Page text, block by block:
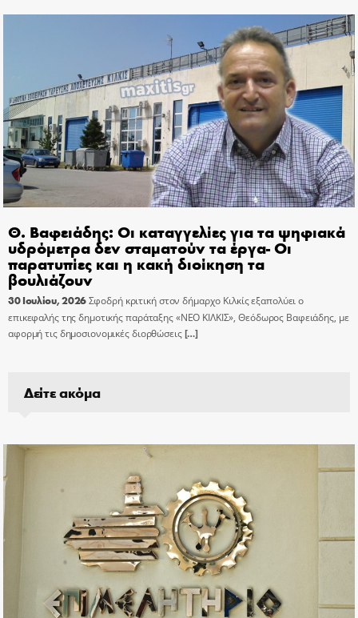
Θ. Βαφειάδης: Οι καταγγελίες για τα ψηφιακά
υδρόμετρα δεν σταματούν τα έργα- Οι
παρατυπίες και η κακή διοίκηση τα
βουλιάζουν
30 Ιουλίου, 2026Σφοδρή κριτική στον δήμαρχο Κιλκίς εξαπολύει ο
επικεφαλής της δημοτικής παράταξης «ΝΕΟ ΚΙΛΚΙΣ», Θεόδωρος Βαφειάδης, με
αφορμή τις δημοσιονομικές διορθώσεις[…]
Δείτε ακόμα